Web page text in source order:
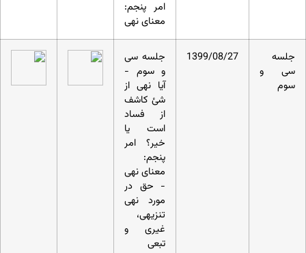
امر پنجم:
معنای نهی
جلسه
سی و
سوم
1399/08/27
جلسه سی
و سوم -
آیا نهی از
شئ کاشف
از فساد
است یا
خیر؟ امر
پنجم:
معنای نهی
- حق در
مورد نهی
تنزیهی،
غیری و
تبعی